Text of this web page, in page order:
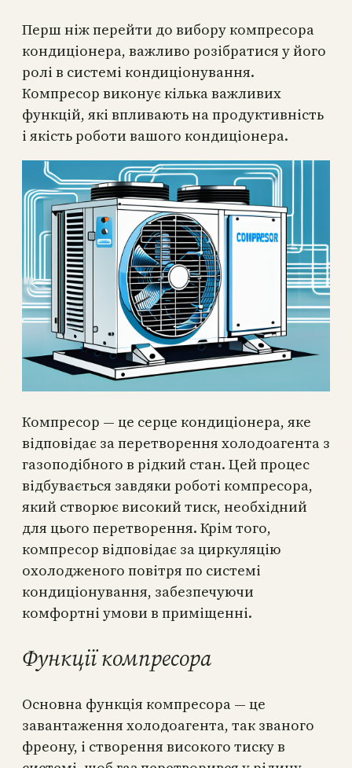
Перш ніж перейти до вибору компресора
кондиціонера, важливо розібратися у його
ролі в системі кондиціонування.
Компресор виконує кілька важливих
функцій, які впливають на продуктивність
і якість роботи вашого кондиціонера.
Компресор — це серце кондиціонера, яке
відповідає за перетворення холодоагента з
газоподібного в рідкий стан. Цей процес
відбувається завдяки роботі компресора,
який створює високий тиск, необхідний
для цього перетворення. Крім того,
компресор відповідає за циркуляцію
охолодженого повітря по системі
кондиціонування, забезпечуючи
комфортні умови в приміщенні.
Функції компресора
Основна функція компресора — це
завантаження холодоагента, так званого
фреону, і створення високого тиску в